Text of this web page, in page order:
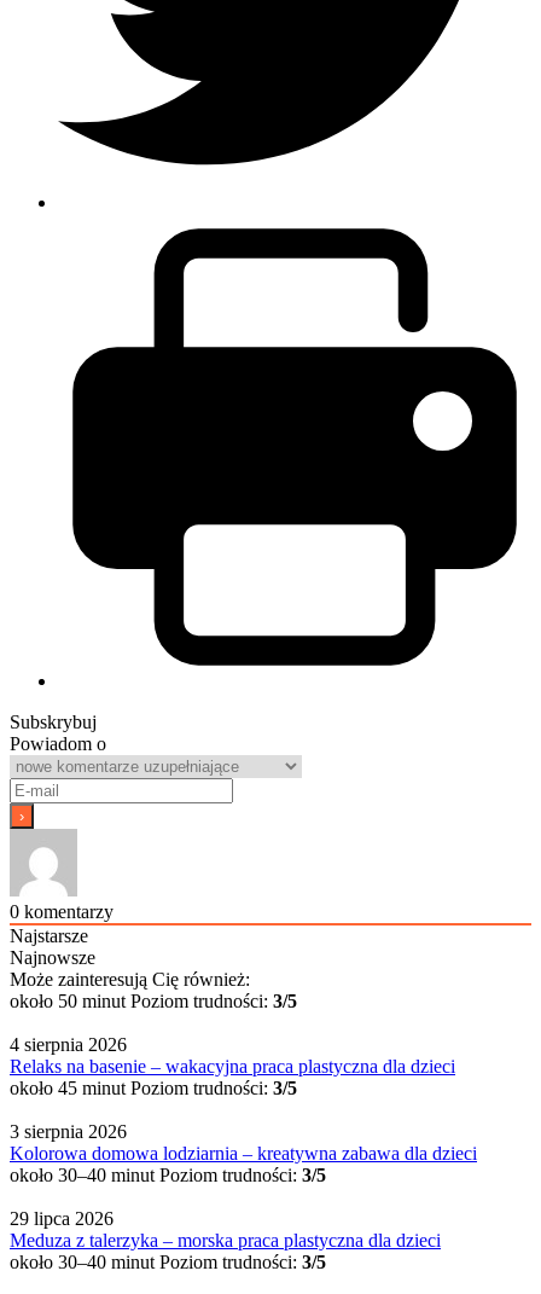
Subskrybuj
Powiadom o
0 komentarzy
Najstarsze
Najnowsze
Może zainteresują Cię również:
około 50 minut Poziom trudności: 3/5
4 sierpnia 2026
Relaks na basenie – wakacyjna praca plastyczna dla dzieci
około 45 minut Poziom trudności: 3/5
3 sierpnia 2026
Kolorowa domowa lodziarnia – kreatywna zabawa dla dzieci
około 30–40 minut Poziom trudności: 3/5
29 lipca 2026
Meduza z talerzyka – morska praca plastyczna dla dzieci
około 30–40 minut Poziom trudności: 3/5